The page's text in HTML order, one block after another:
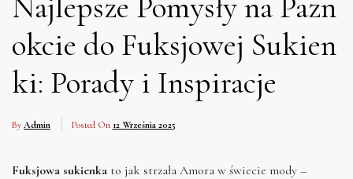
okcie do Fuksjowej Sukien
ki: Porady i Inspiracje
By Admin Posted On 12 Września 2025
Fuksjowa sukienka to jak strzała Amora w świecie mody –